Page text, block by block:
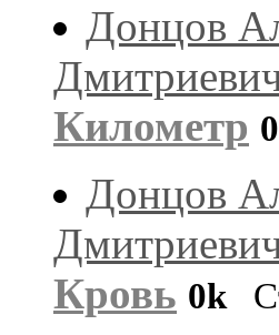
Донцов
Километр
Донцов
Кровь 0k